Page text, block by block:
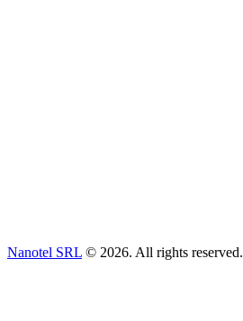
Nanotel SRL © 2026. All rights reserved.